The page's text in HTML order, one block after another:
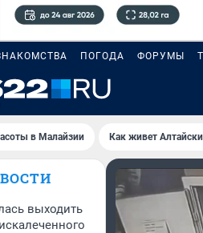
ПОГОДА ФОРУМЫ
в Малайзии Как живет
выходить